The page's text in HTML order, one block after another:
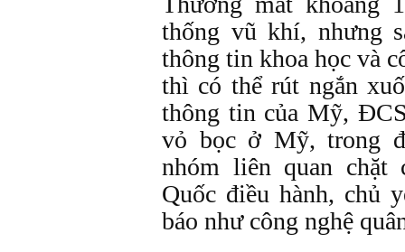
thống vũ khí, nhưng
thông tin khoa học và
thì có thể rút ngắn
thông tin của Mỹ,
vỏ bọc ở Mỹ, trong
nhóm liên quan chặt
Quốc điều hành, chủ
báo như công nghệ